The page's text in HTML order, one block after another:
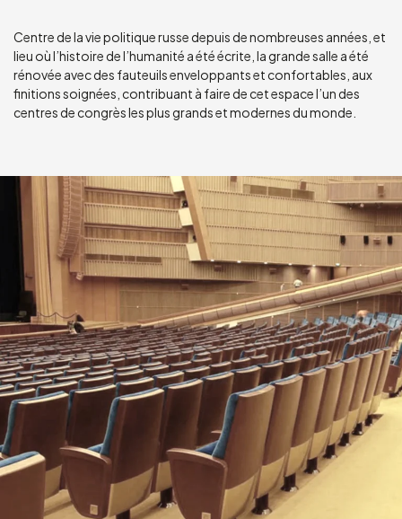
Centre de la vie politique russe depuis de nombreuses années, et
lieu où l’histoire de l’humanité a été écrite, la grande salle a été
rénovée avec des fauteuils enveloppants et confortables, aux
finitions soignées, contribuant à faire de cet espace l’un des
centres de congrès les plus grands et modernes du monde.